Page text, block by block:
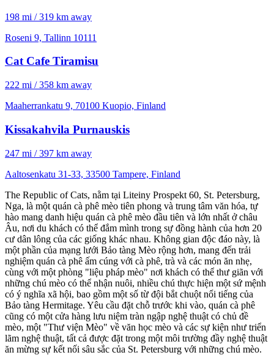
198 mi / 319 km away
Roseni 9, Tallinn 10111
Cat Cafe Tiramisu
222 mi / 358 km away
Maaherrankatu 9, 70100 Kuopio, Finland
Kissakahvila Purnauskis
247 mi / 397 km away
Aaltosenkatu 31-33, 33500 Tampere, Finland
The Republic of Cats, nằm tại Liteiny Prospekt 60, St. Petersburg,
Nga, là một quán cà phê mèo tiên phong và trung tâm văn hóa, tự
hào mang danh hiệu quán cà phê mèo đầu tiên và lớn nhất ở châu
Âu, nơi du khách có thể đắm mình trong sự đồng hành của hơn 20
cư dân lông của các giống khác nhau. Không gian độc đáo này, là
một phần của mạng lưới Bảo tàng Mèo rộng hơn, mang đến trải
nghiệm quán cà phê ấm cúng với cà phê, trà và các món ăn nhẹ,
cùng với một phòng "liệu pháp mèo" nơi khách có thể thư giãn với
những chú mèo có thể nhận nuôi, nhiều chú thực hiện một sứ mệnh
có ý nghĩa xã hội, bao gồm một số từ đội bắt chuột nổi tiếng của
Bảo tàng Hermitage. Yêu cầu đặt chỗ trước khi vào, quán cà phê
cũng có một cửa hàng lưu niệm tràn ngập nghệ thuật có chủ đề
mèo, một "Thư viện Mèo" về văn học mèo và các sự kiện như triển
lãm nghệ thuật, tất cả được đặt trong một môi trường đầy nghệ thuật
ăn mừng sự kết nối sâu sắc của St. Petersburg với những chú mèo.